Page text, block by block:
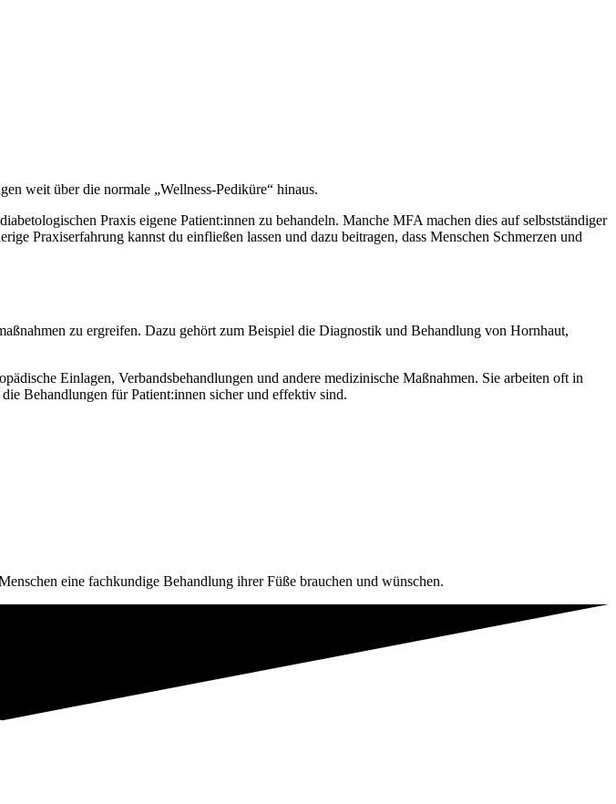
weit über die normale „Wellness-Pediküre“ hinaus.
Praxis eigene Patient:innen zu behandeln. Manche MFA machen dies auf selbstständiger
Praxiserfahrung kannst du einfließen lassen und dazu beitragen, dass Menschen Schmerzen und
zu ergreifen. Dazu gehört zum Beispiel die Diagnostik und Behandlung von Hornhaut,
Einlagen, Verbandsbehandlungen und andere medizinische Maßnahmen. Sie arbeiten oft in
Behandlungen für Patient:innen sicher und effektiv sind.
eine fachkundige Behandlung ihrer Füße brauchen und wünschen.